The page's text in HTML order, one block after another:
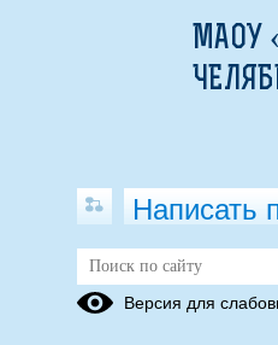
Прием в 10 класс
МАОУ
Написать
Версия для